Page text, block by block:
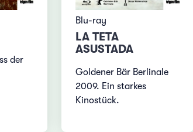
der
Blu-ray
LA TETA
ASUSTADA
Goldener Bär Berlinale
2009. Ein starkes
Kinostück.